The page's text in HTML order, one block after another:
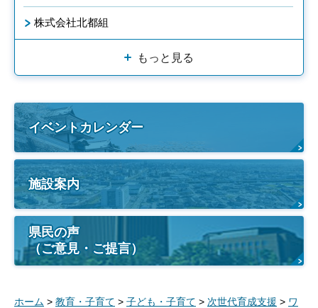
株式会社北都組
もっと見る
イベントカレンダー
施設案内
県民の声
（ご意見・ご提言）
ホーム > 教育・子育て > 子ども・子育て > 次世代育成支援 > ワ